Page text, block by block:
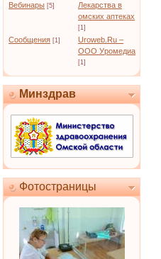
Вебинары [5]
Лекарства в
омских аптеках
[1]
Сообщения [1]
Uroweb.Ru –
ООО Уромедиа
[1]
Минздрав
Фотостраницы